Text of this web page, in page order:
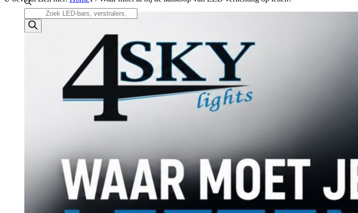
Brackets voor montage
Accessoires Lazer
Kabelboom & Adapters
Installatiemateriaal
Connectoren
Filters / beschermkap
Bedieningspanelen met kabel
Subcategorieën accessoires
LED ACHTERLICHTEN
SALES LEDVERLICHTING
Producten
zoeken